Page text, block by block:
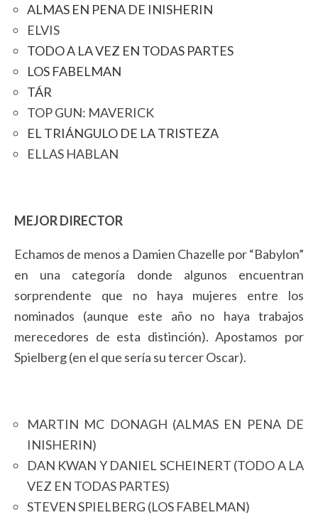
ALMAS EN PENA DE INISHERIN
ELVIS
TODO A LA VEZ EN TODAS PARTES
LOS FABELMAN
TÁR
TOP GUN: MAVERICK
EL TRIÁNGULO DE LA TRISTEZA
ELLAS HABLAN
MEJOR DIRECTOR
Echamos de menos a Damien Chazelle por “Babylon”
en una categoría donde algunos encuentran
sorprendente que no haya mujeres entre los
nominados (aunque este año no haya trabajos
merecedores de esta distinción). Apostamos por
Spielberg (en el que sería su tercer Oscar).
MARTIN MC DONAGH (ALMAS EN PENA DE
INISHERIN)
DAN KWAN Y DANIEL SCHEINERT (TODO A LA
VEZ EN TODAS PARTES)
STEVEN SPIELBERG (LOS FABELMAN)